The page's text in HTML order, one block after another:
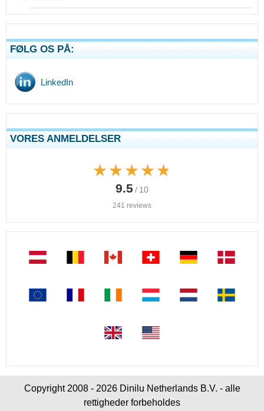
FØLG OS PÅ:
LinkedIn
VORES ANMELDELSER
★★★★★
★★★★★
9.5 / 10
241 reviews
Copyright 2008 - 2026 Dinilu Netherlands B.V. - alle
rettigheder forbeholdes